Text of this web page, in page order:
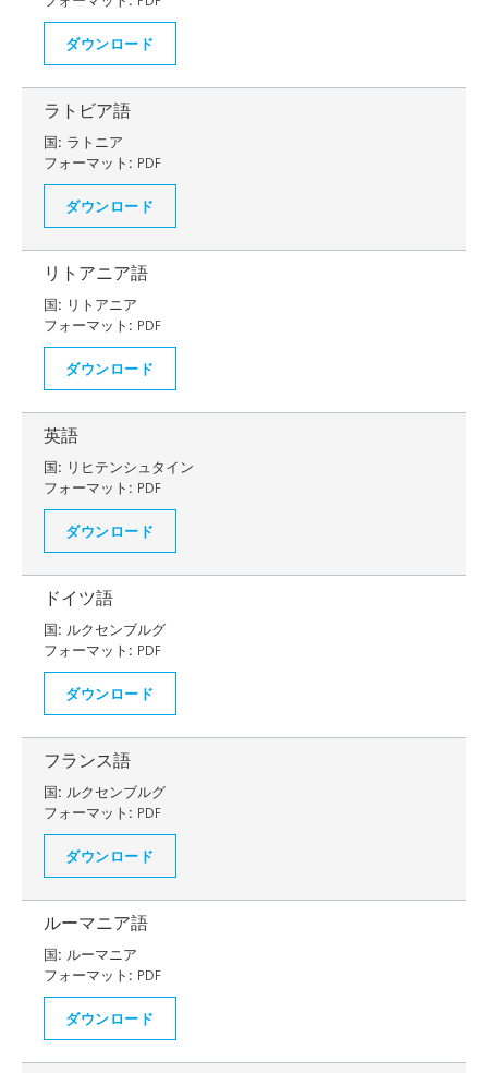
ダウンロード
ラトビア語
国: ラトニア
フォーマット: PDF
ダウンロード
リトアニア語
国: リトアニア
フォーマット: PDF
ダウンロード
英語
国: リヒテンシュタイン
フォーマット: PDF
ダウンロード
ドイツ語
国: ルクセンブルグ
フォーマット: PDF
ダウンロード
フランス語
国: ルクセンブルグ
フォーマット: PDF
ダウンロード
ルーマニア語
国: ルーマニア
フォーマット: PDF
ダウンロード